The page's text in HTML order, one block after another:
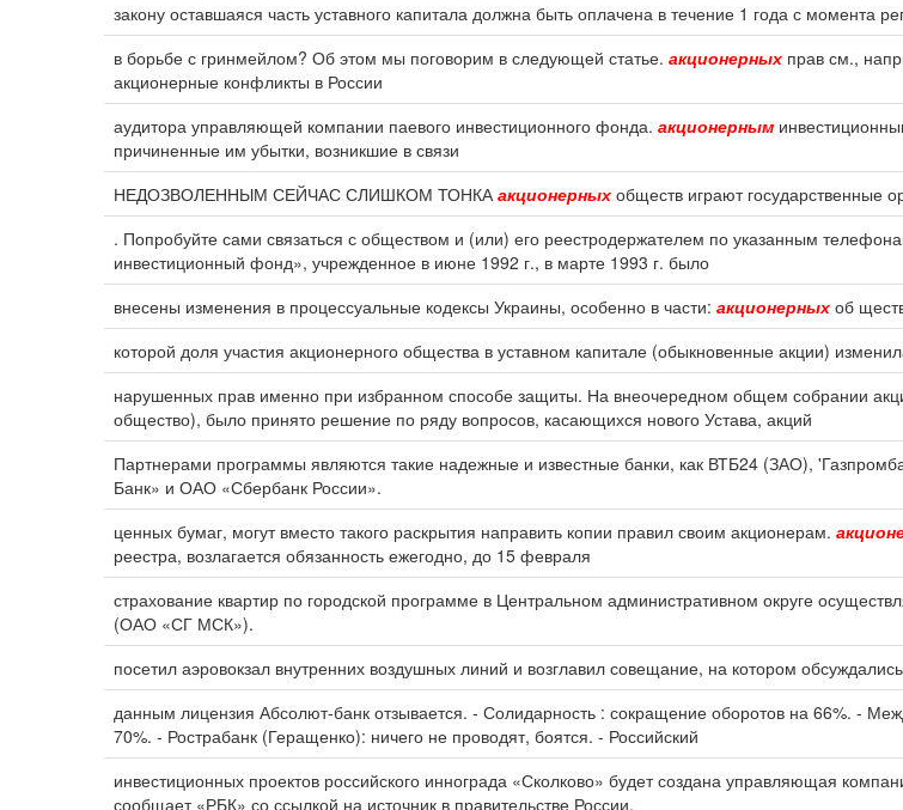
закону оставшаяся часть уставного капитала должна быть оплачена в течение 1 года с момента
в борьбе с гринмейлом? Об этом мы поговорим в следующей статье. акционерных прав см.,
акционерные конфликты в России
аудитора управляющей компании паевого инвестиционного фонда. акционерным
причиненные им убытки, возникшие в связи
НЕДОЗВОЛЕННЫМ СЕЙЧАС СЛИШКОМ ТОНКАакционерных обществ играют государственные
. Попробуйте сами связаться с обществом и (или) его реестродержателем по указанным
инвестиционный фонд», учрежденное в июне 1992 г., в марте 1993 г. было
внесены изменения в процессуальные кодексы Украины, особенно в части: акционерных об
которой доля участия акционерного общества в уставном капитале (обыкновенные акции)
нарушенных прав именно при избранном способе защиты. На внеочередном общем собрании
общество), было принято решение по ряду вопросов, касающихся нового Устава, акций
Партнерами программы являются такие надежные и известные банки, как ВТБ24 (ЗАО),
Банк» и ОАО «Сбербанк России».
ценных бумаг, могут вместо такого раскрытия направить копии правил своим акционерам.
реестра, возлагается обязанность ежегодно, до 15 февраля
страхование квартир по городской программе в Центральном административном округе
(ОАО «СГ МСК»).
посетил аэровокзал внутренних воздушных линий и возглавил совещание, на котором
данным лицензия Абсолют-банк отзывается. - Солидарность : сокращение оборотов на 66%. -
70%. - Рострабанк (Геращенко): ничего не проводят, боятся. - Российский
инвестиционных проектов российского иннограда «Сколково» будет создана управляющая
сообщает «РБК» со ссылкой на источник в правительстве России.